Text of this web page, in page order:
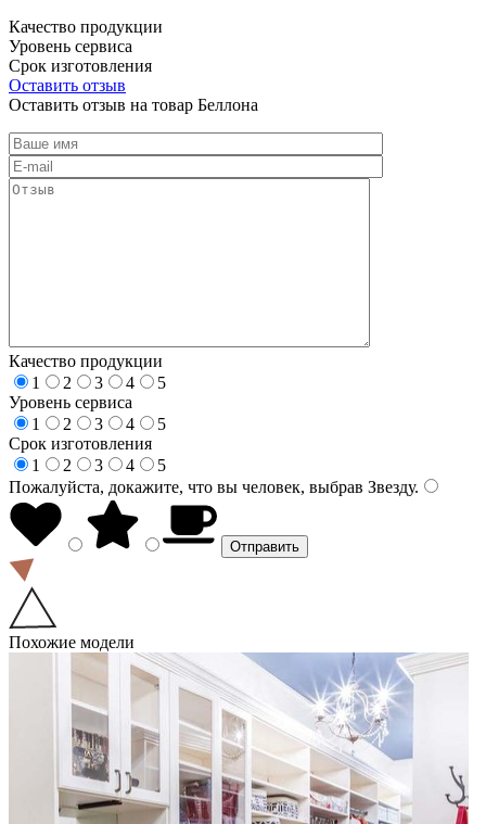
Качество продукции
Уровень сервиса
Срок изготовления
Оставить отзыв
Оставить отзыв на товар Беллона
Качество продукции
1
2 3 4
5
Уровень сервиса
1
2 3 4
5
Срок изготовления
1
2 3 4
5
Пожалуйста, докажите, что вы человек, выбрав Звезду.
Похожие модели